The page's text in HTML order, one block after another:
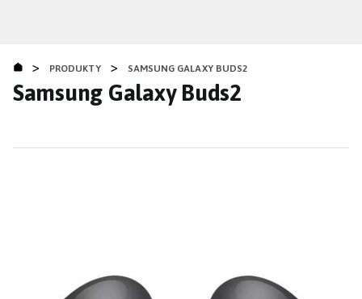
obsahu
> PRODUKTY > SAMSUNG GALAXY BUDS2
Samsung Galaxy Buds2